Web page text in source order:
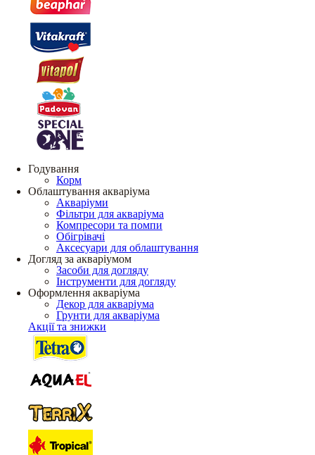
Годування
Корм
Облаштування акваріума
Акваріуми
Фільтри для акваріума
Компресори та помпи
Обігрівачі
Аксесуари для облаштування
Догляд за акваріумом
Засоби для догляду
Інструменти для догляду
Оформлення акваріума
Декор для акваріума
Грунти для акваріума
Акції та знижки